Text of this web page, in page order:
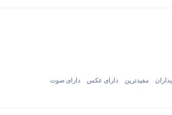
مفیدترین دارای‌ عکس دارای‌ صوت